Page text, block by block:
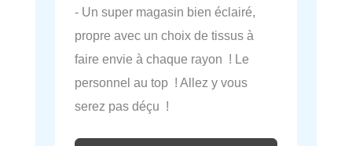
- Un super magasin bien éclairé,
propre avec un choix de tissus à
faire envie à chaque rayon ! Le
personnel au top ! Allez y vous
serez pas déçu !